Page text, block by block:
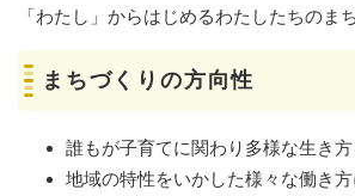
「わたし」からはじめるわたしたちのま
まちづくりの方向性
誰もが子育てに関わり多様な生き
地域の特性をいかした様々な働き